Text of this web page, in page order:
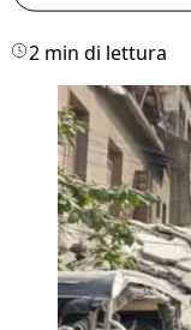
2 min di lettura